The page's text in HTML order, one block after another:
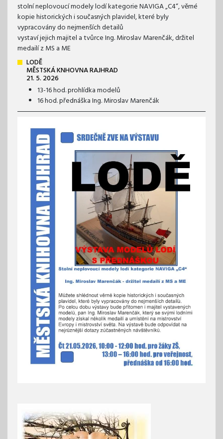
stolní neplovoucí modely lodí kategorie NAVIGA „C4“, věrné
kopie historických i současných plavidel, které byly
vypracovány do nejmenších detailů
vystaví jejich majitel a tvůrce Ing. Miroslav Marenčák, držitel
medailí z MS a ME
LODĚ
MĚSTSKÁ KNHOVNA RAJHRAD
21. 5. 2026
13-16 hod. prohlídka modelů
16 hod. přednáška Ing. Miroslav Marenčák